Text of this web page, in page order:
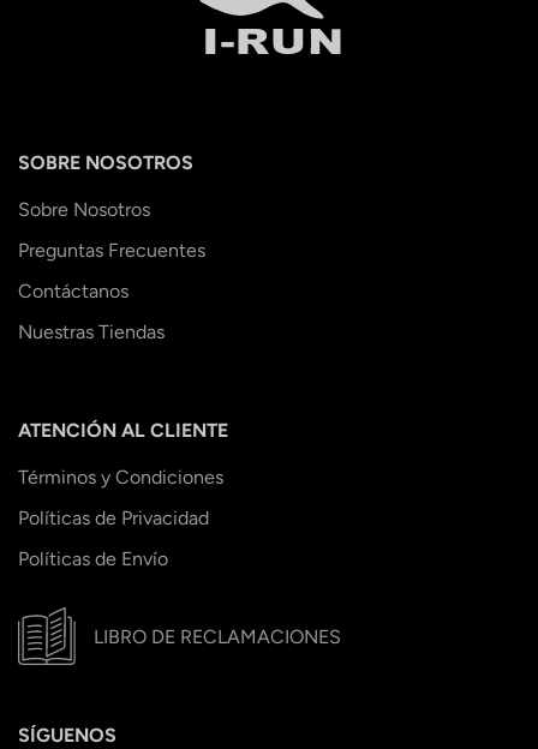
SOBRE NOSOTROS
Sobre Nosotros
Preguntas Frecuentes
Contáctanos
Nuestras Tiendas
ATENCIÓN AL CLIENTE
Términos y Condiciones
Políticas de Privacidad
Políticas de Envío
LIBRO DE RECLAMACIONES
SÍGUENOS